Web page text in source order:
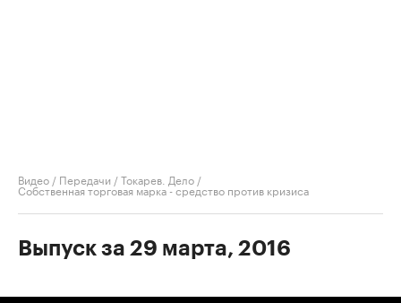
Видео / Передачи /Токарев. Дело /
Собственная торговая марка - средство против кризиса
Выпуск за 29 марта, 2016